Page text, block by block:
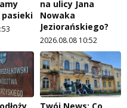
na ulicy Jana
Nowaka
Jeziorańskiego?
2026.08.08 10:52